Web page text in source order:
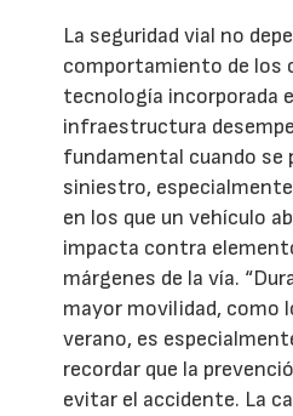
La seguridad vial no
comportamiento de los
tecnología incorporada
infraestructura
fundamental cuando se
siniestro,
en los que un vehículo
impacta contra
márgenes de la vía.
mayor movilidad, como
verano, es
recordar que la
evitar el accidente. La